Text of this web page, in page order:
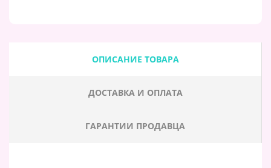
ОПИСАНИЕ ТОВАРА
ДОСТАВКА И ОПЛАТА
ГАРАНТИИ ПРОДАВЦА